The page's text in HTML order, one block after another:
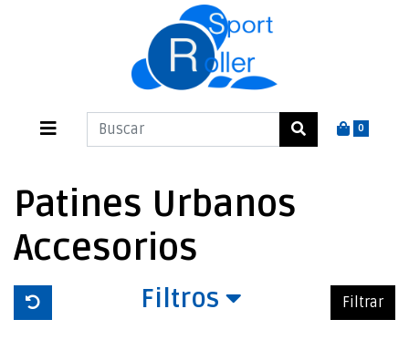
0
Patines Urbanos
Accesorios
Filtros Filtrar